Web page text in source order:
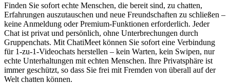
Finden Sie sofort echte Menschen, die bereit sind, zu chatten,
Erfahrungen auszutauschen und neue Freundschaften zu schließen –
keine Anmeldung oder Premium-Funktionen erforderlich. Jeder
Chat ist privat und persönlich, ohne Unterbrechungen durch
Gruppenchats. Mit ChatiMeet können Sie sofort eine Verbindung
für 1-zu-1-Videochats herstellen – kein Warten, kein Swipen, nur
echte Unterhaltungen mit echten Menschen. Ihre Privatsphäre ist
immer geschützt, so dass Sie frei mit Fremden von überall auf der
Welt chatten können.